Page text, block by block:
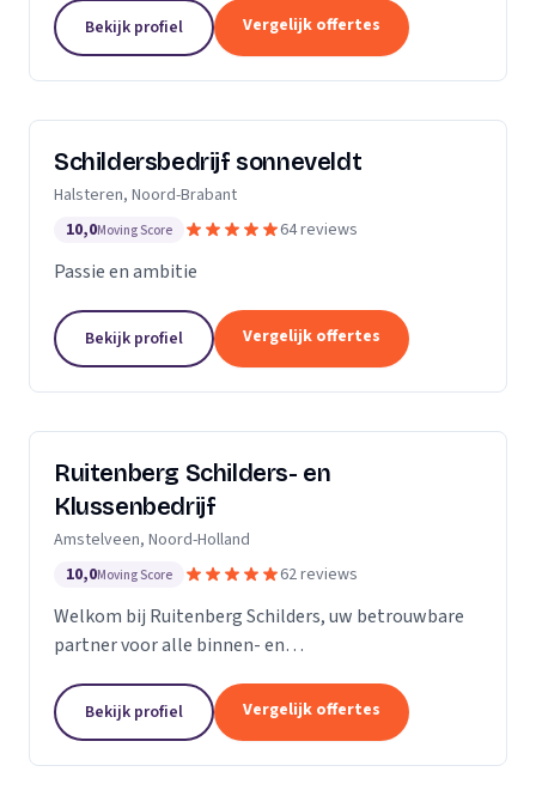
Dan bent u aan het juiste adres.Ik heb al meerdere
jaren ervaring zowel als...
Bekijk profiel Vergelijk offertes
Schildersbedrijf sonneveldt
Halsteren, Noord-Brabant
10,0Moving Score 64 reviews
Passie en ambitie
Bekijk profiel Vergelijk offertes
Ruitenberg Schilders- en
Klussenbedrijf
Amstelveen, Noord-Holland
10,0Moving Score 62 reviews
Welkom bij Ruitenberg Schilders, uw betrouwbare
partner voor alle binnen- en
een gevestigde naam in de provincie Noord-Holland,
met een bijzondere...
Bekijk profiel Vergelijk offertes